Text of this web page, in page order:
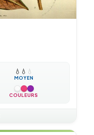
💧 💧 💧
MOYEN
COULEURS